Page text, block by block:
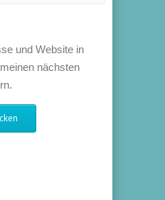
und Website in
nächsten